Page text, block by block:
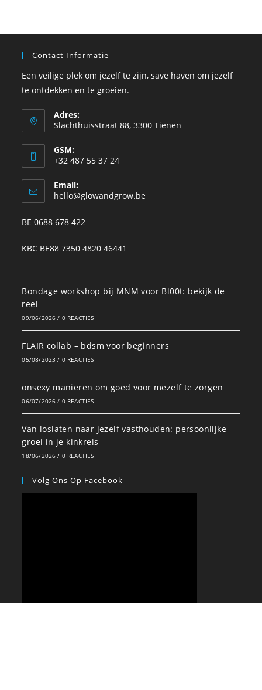
Contact Informatie
Een veilige plek om jezelf te zijn, save haven om jezelf
te ontdekken en te groeien.
Adres:
Slachthuisstraat 88, 3300 Tienen
GSM:
+32 487 55 37 24
Email:
hello@glowandgrow.be
BE 0688 678 422
KBC BE88 7350 4820 46441
Bondage workshop bij MNM voor Bl00t: bekijk de
reel
09/06/2026 / 0 REACTIES
FLAIR collab – bdsm voor beginners
05/08/2023 / 0 REACTIES
onsexy manieren om goed voor mezelf te zorgen
06/07/2026 / 0 REACTIES
Van loslaten naar jezelf vasthouden: persoonlijke
groei in je kinkreis
18/06/2026 / 0 REACTIES
Volg Ons Op Facebook